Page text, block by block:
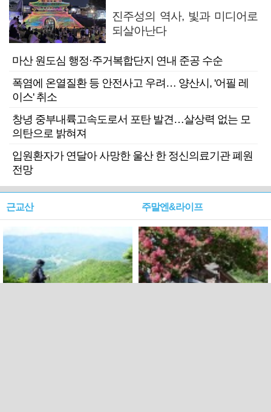
진주성의 역사, 빛과 미디어로
되살아난다
마산 원도심 행정·주거복합단지 연내 준공 수순
폭염에 온열질환 등 안전사고 우려… 양산시, '어필 레
이스' 취소
창녕 중부내륙고속도로서 포탄 발견…살상력 없는 모
의탄으로 밝혀져
입원환자가 연달아 사망한 울산 한 정신의료기관 폐원
전망
근교산 주말엔&라이프